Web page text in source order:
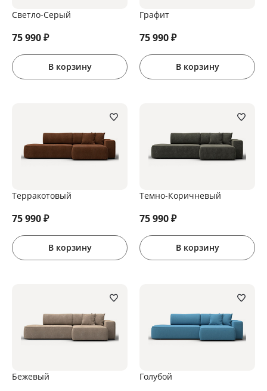
Светло-Серый
75 990₽
В корзину
Графит
75 990₽
В корзину
Терракотовый
75 990₽
В корзину
Темно-Коричневый
75 990₽
В корзину
Бежевый Голубой